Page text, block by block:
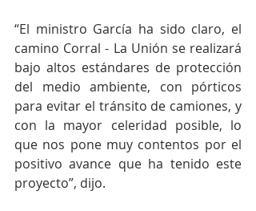
“El ministro García ha sido claro, el
camino Corral - La Unión se realizará
bajo altos estándares de protección
del medio ambiente, con pórticos
para evitar el tránsito de camiones, y
con la mayor celeridad posible, lo
que nos pone muy contentos por el
positivo avance que ha tenido este
proyecto”, dijo.